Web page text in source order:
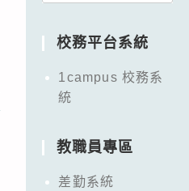
校務平台系統
1campus 校務系
統
教職員專區
差勤系統